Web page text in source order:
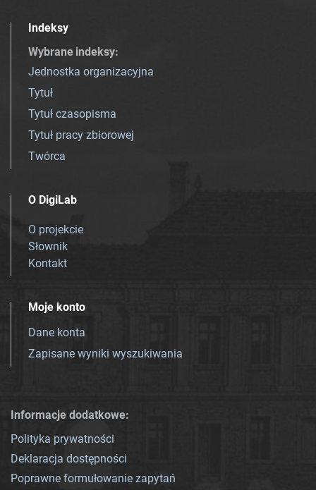
Indeksy
Wybrane indeksy:
Jednostka organizacyjna
Tytuł
Tytuł czasopisma
Tytuł pracy zbiorowej
Twórca
O DigiLab
O projekcie
Słownik
Kontakt
Moje konto
Dane konta
Zapisane wyniki wyszukiwania
Informacje dodatkowe:
Polityka prywatności
Deklaracja dostępności
Poprawne formułowanie zapytań